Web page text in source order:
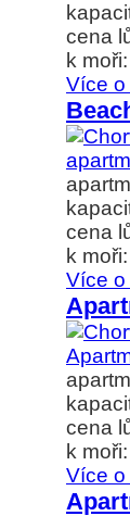
cena
k
Více
cena
k
Více
cena
k
Více